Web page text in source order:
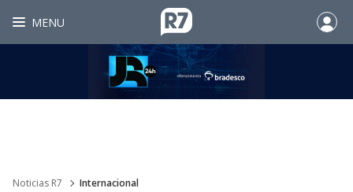
MENU
Noticias R7 Internacional